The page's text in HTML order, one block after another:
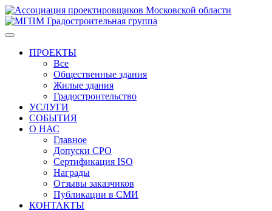
ПРОЕКТЫ
Все
Общественные здания
Жилые здания
Градостроительство
УСЛУГИ
СОБЫТИЯ
О НАС
Главное
Допуски СРО
Сертификация ISO
Награды
Отзывы заказчиков
Публикации в СМИ
КОНТАКТЫ